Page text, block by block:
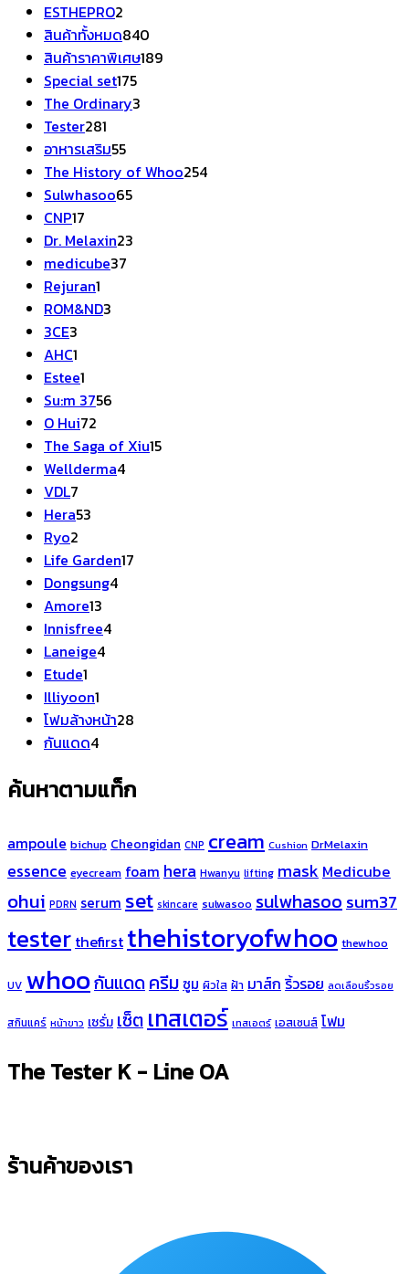
ESTHEPRO2
สินค้า
สินค้าทั้งหมด840
สินค้า
สินค้าราคาพิเศษ189189
Special set175175
สินค้า
The Ordinary3
Tester281
สินค้า
อาหารเสริม5555
สินค้า
The History of Whoo254254
Sulwhasoo6565
CNP17
สินค้า
Dr. Melaxin23
medicube37
Rejuran1
สินค้า
ROM&ND3
3CE3
AHC1
สินค้า
Estee1
สินค้า
Su:m 3756
O Hui72
สินค้า
The Saga of Xiu1515
Wellderma44
VDL7
สินค้า
Hera53
Ryo2
สินค้า
Life Garden17
Dongsung44
Amore13
สินค้า
Innisfree44
Laneige44
Etude1
สินค้า
Illiyoon1
สินค้า
โฟมล้างหน้า28
กันแดด44
ค้นหาตามแท็ก
ampoule bichup Cheongidan CNP cream Cushion DrMelaxin
essence eyecream foam hera Hwanyu lifting mask Medicube
ohui PDRN serum set skincare sulwasoo sulwhasoosum37
tester thefirst thehistoryofwhoo thewhoo
UV whooกันแดดครีม ซูม ผิวใส ฝ้า มาส์ก ริ้วรอย ลดเลือนริ้วรอย
สกินแคร์ หน้าขาว เซรั่มเซ็ต เทสเตอร์ เทสเอตร์ เอสเซนส์ โฟม
The Tester K - Line OA
ร้านค้าของเรา